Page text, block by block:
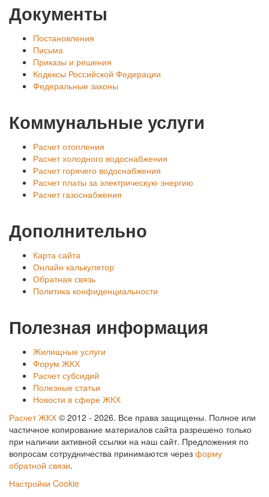
Документы
Постановления
Письма
Приказы и решения
Кодексы Российской Федерации
Федеральные законы
Коммунальные услуги
Расчет отопления
Расчет холодного водоснабжения
Расчет горячего водоснабжения
Расчет платы за электрическую энергию
Расчет газоснабжения
Дополнительно
Карта сайта
Онлайн калькулятор
Обратная связь
Политика конфиденциальности
Полезная информация
Жилищные услуги
Форум ЖКХ
Расчет субсидий
Полезные статьи
Новости в сфере ЖКХ
Расчет ЖКХ © 2012 - 2026. Все права защищены. Полное или
частичное копирование материалов сайта разрешено только
при наличии активной ссылки на наш сайт. Предложения по
вопросам сотрудничества принимаются через форму
обратной связи.
Настройки Cookie